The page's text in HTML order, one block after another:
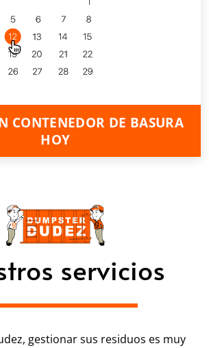
CONTENEDOR DE BASURA
HOY
servicios
gestionar sus residuos es muy